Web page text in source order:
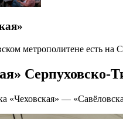
метрополитене есть
Серпуховско-
«Чеховская» —